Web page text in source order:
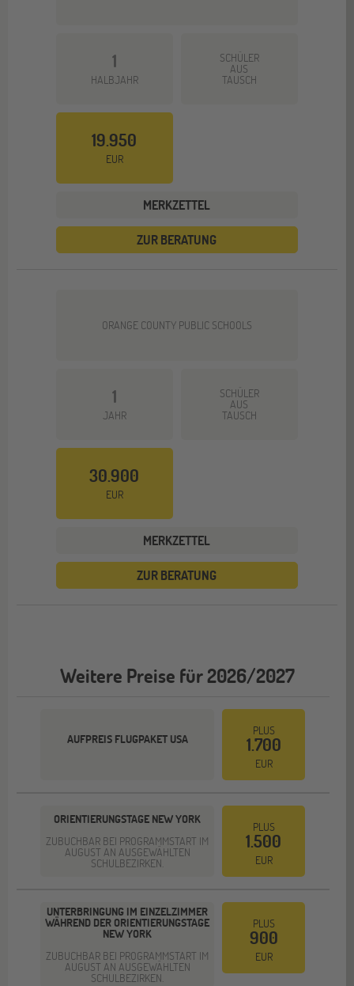
1
HALBJAHR
SCHÜLER
AUS
TAUSCH
19.950
EUR
MERKZETTEL
ZUR BERATUNG
ORANGE COUNTY PUBLIC SCHOOLS
1
JAHR
SCHÜLER
AUS
TAUSCH
30.900
EUR
MERKZETTEL
ZUR BERATUNG
Weitere Preise für 2026/2027
AUFPREIS FLUGPAKET USA
PLUS
1.700
EUR
ORIENTIERUNGSTAGE NEW YORK
ZUBUCHBAR BEI PROGRAMMSTART IM
AUGUST AN AUSGEWÄHLTEN
SCHULBEZIRKEN.
PLUS
1.500
EUR
UNTERBRINGUNG IM EINZELZIMMER
WÄHREND DER ORIENTIERUNGSTAGE
NEW YORK
ZUBUCHBAR BEI PROGRAMMSTART IM
AUGUST AN AUSGEWÄHLTEN
SCHULBEZIRKEN.
PLUS
900
EUR